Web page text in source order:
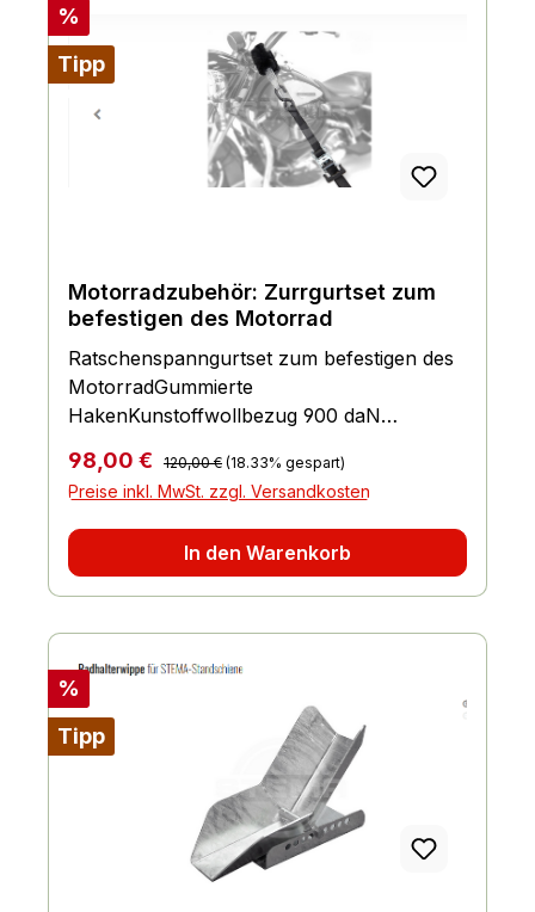
Rabatt
%
Tipp
Motorradzubehör: Zurrgurtset zum
befestigen des Motorrad
Ratschenspanngurtset zum befestigen des
MotorradGummierte
HakenKunstoffwollbezug 900 daN
äußerst belastbarGurtlänge 197
cmGalvanisierte Ratscheninkl. Tragetasche1
Set = 2 Stück Befestigungen
Verkaufspreis:
98,00 € Regulärer Preis:
120,00 € (18.33% gespart)
Preise inkl. MwSt. zzgl. Versandkosten
In den Warenkorb
Rabatt
%
Tipp